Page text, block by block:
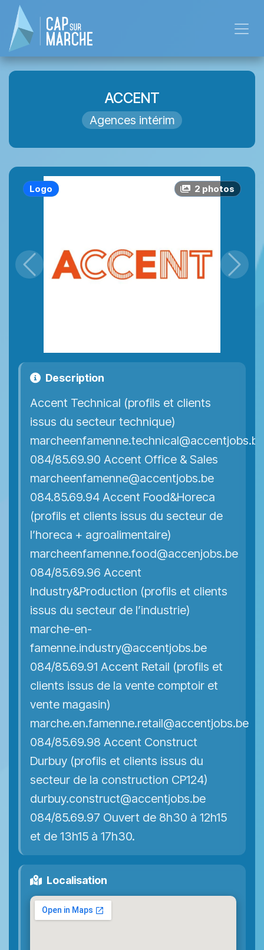
Se rendre au contenu
ACCENT
Agences intérim
Logo
Précédent
2 photos
Description
Accent Technical (profils et clients
issus du secteur technique)
marcheenfamenne.technical@accentjobs.be
084/85.69.90 Accent Office & Sales
marcheenfamenne@accentjobs.be
084.85.69.94 Accent Food&Horeca
(profils et clients issus du secteur de
l’horeca + agroalimentaire)
marcheenfamenne.food@accenjobs.be
084/85.69.96 Accent
Industry&Production (profils et clients
issus du secteur de l’industrie)
marche-en-
famenne.industry@accentjobs.be
084/85.69.91 Accent Retail (profils et
clients issus de la vente comptoir et
vente magasin)
marche.en.famenne.retail@accentjobs.be
084/85.69.98 Accent Construct
Durbuy (profils et clients issus du
secteur de la construction CP124)
durbuy.construct@accentjobs.be
084/85.69.97 Ouvert de 8h30 à 12h15
et de 13h15 à 17h30.
Localisation